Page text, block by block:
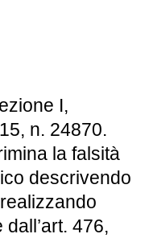
I,
n. 24870.
la falsità
descrivendo
476,